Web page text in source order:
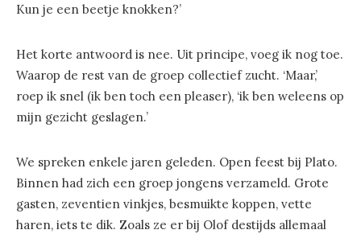
Kun je een beetje knokken?’
Het korte antwoord is nee. Uit principe, voeg ik nog toe.
Waarop de rest van de groep collectief zucht. ‘Maar,’
roep ik snel (ik ben toch een pleaser), ‘ik ben weleens op
mijn gezicht geslagen.’
We spreken enkele jaren geleden. Open feest bij Plato.
Binnen had zich een groep jongens verzameld. Grote
gasten, zeventien vinkjes, besmuikte koppen, vette
haren, iets te dik. Zoals ze er bij Olof destijds allemaal